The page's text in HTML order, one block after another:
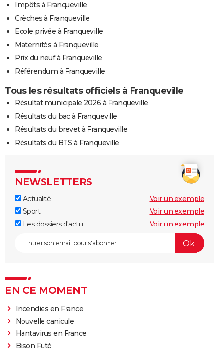
Impôts à Franqueville
Crèches à Franqueville
Ecole privée à Franqueville
Maternités à Franqueville
Prix du neuf à Franqueville
Référendum à Franqueville
Tous les résultats officiels à Franqueville
Résultat municipale 2026 à Franqueville
Résultats du bac à Franqueville
Résultats du brevet à Franqueville
Résultats du BTS à Franqueville
NEWSLETTERS
Actualité
Voir un exemple
Sport
Voir un exemple
Les dossiers d'actu
Voir un exemple
EN CE MOMENT
Incendies en France
Nouvelle canicule
Hantavirus en France
Bison Futé